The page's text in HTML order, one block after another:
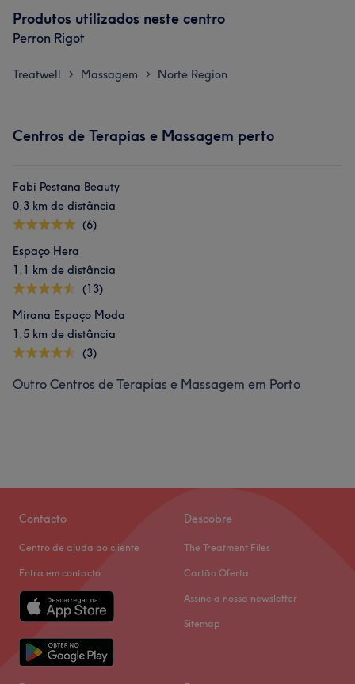
Produtos utilizados neste centro
Perron Rigot
Treatwell > Massagem > Norte Region
Centros de Terapias e Massagem perto
Fabi Pestana Beauty
0,3 km de distância
(6)
Espaço Hera
1,1 km de distância
(13)
Mirana Espaço Moda
1,5 km de distância
(3)
Outro Centros de Terapias e Massagem em Porto
Contacto
Centro de ajuda ao cliente
Entra em contacto
Descobre
The Treatment Files
Cartão Oferta
Assine a nossa newsletter
Sitemap